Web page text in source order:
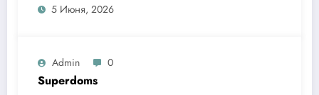
5 Июня, 2026
Admin 0
Superdoms